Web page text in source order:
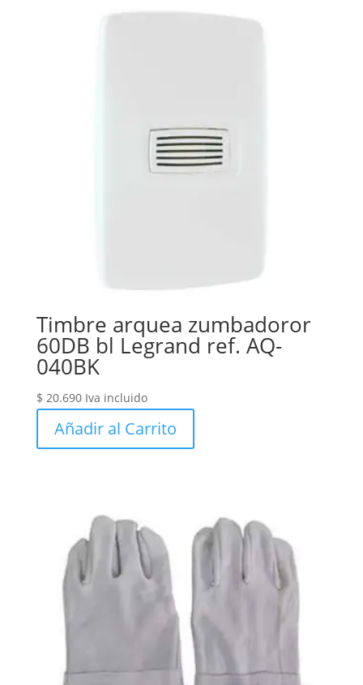
Timbre arquea zumbadoror
60DB bl Legrand ref. AQ-
040BK
$ 20.690 Iva incluido
Añadir al Carrito